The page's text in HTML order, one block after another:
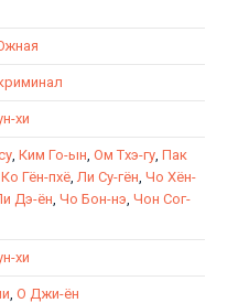
хи
, Ким Го-ын, Ом Тхэ-гу, Пак
Ко Гён-пхё, Ли Су-гён, Чо Хён-
Дэ-ён, Чо Бон-нэ, Чон Сог-
хи
, О Джи-ён